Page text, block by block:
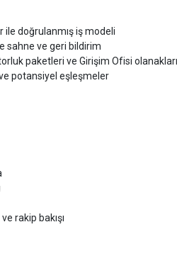
ile doğrulanmış iş modeli
sahne ve geri bildirim
paketleri ve Girişim Ofisi olanakları
potansiyel eşleşmeler
rakip bakışı